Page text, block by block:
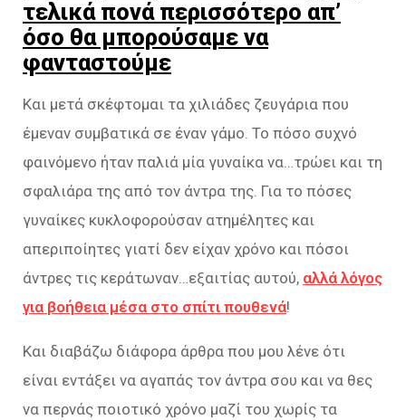
τελικά πονά περισσότερο απ’
όσο θα μπορούσαμε να
φανταστούμε
Και μετά σκέφτομαι τα χιλιάδες ζευγάρια που
έμεναν συμβατικά σε έναν γάμο. Το πόσο συχνό
φαινόμενο ήταν παλιά μία γυναίκα να…τρώει και τη
σφαλιάρα της από τον άντρα της. Για το πόσες
γυναίκες κυκλοφορούσαν ατημέλητες και
απεριποίητες γιατί δεν είχαν χρόνο και πόσοι
άντρες τις κεράτωναν…εξαιτίας αυτού, αλλά λόγος
για βοήθεια μέσα στο σπίτι πουθενά!
Και διαβάζω διάφορα άρθρα που μου λένε ότι
είναι εντάξει να αγαπάς τον άντρα σου και να θες
να περνάς ποιοτικό χρόνο μαζί του χωρίς τα